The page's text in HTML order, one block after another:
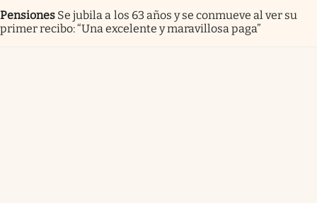
Pensiones Se jubila a los 63 años y se conmueve al ver su
primer recibo: “Una excelente y maravillosa paga”